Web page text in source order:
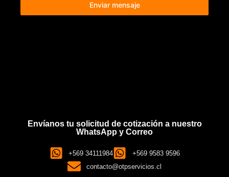
Enviar mensaje
Envíanos tu solicitud de cotización a nuestro
WhatsApp y Correo
+569 34111984
+569 9583 9596
contacto@otpservicios.cl